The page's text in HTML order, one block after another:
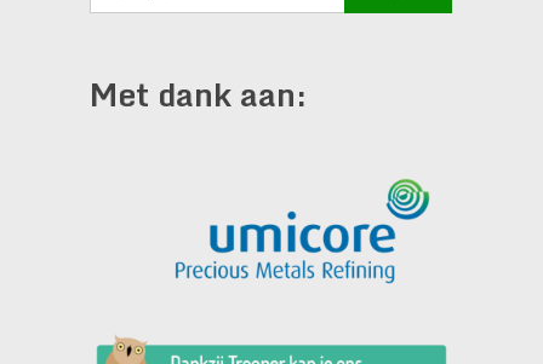
Met dank aan: